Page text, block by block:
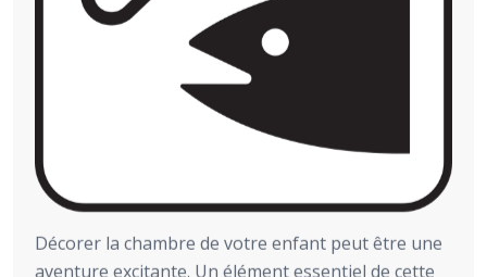
Décorer la chambre de votre enfant peut être une
aventure excitante. Un élément essentiel de cette